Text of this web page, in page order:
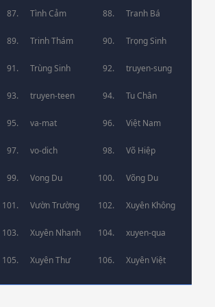
Tình Cảm Tranh Bá
Trinh Thám Trọng Sinh
Trùng Sinh truyen-sung
truyen-teen Tu Chân
va-mat Việt Nam
vo-dich Võ Hiệp
Vong Du Võng Du
Vườn Trường Xuyên Không
Xuyên Nhanh xuyen-qua
Xuyên Thư Xuyên Việt